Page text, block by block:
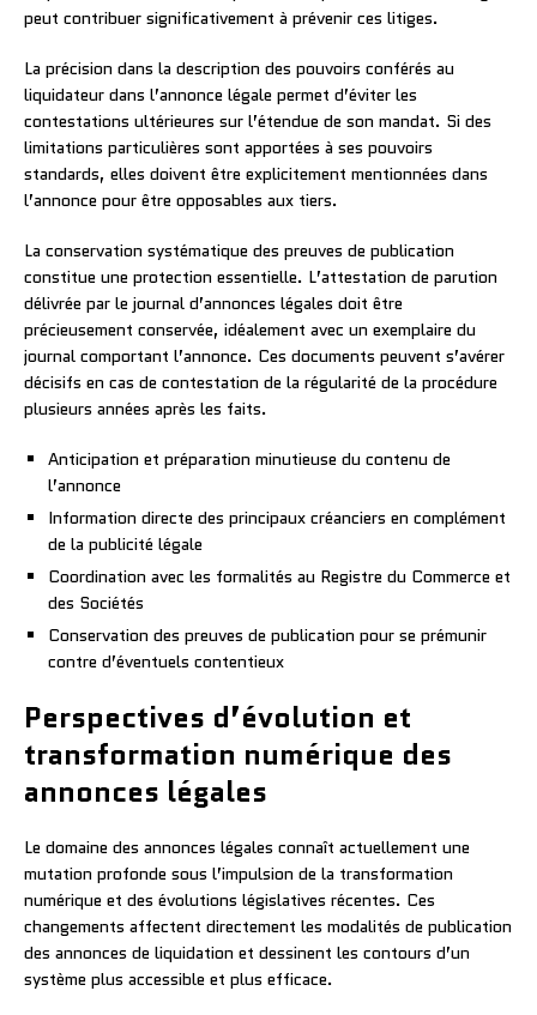
peut contribuer significativement à prévenir ces litiges.
La précision dans la description des pouvoirs conférés au
liquidateur dans l’annonce légale permet d’éviter les
contestations ultérieures sur l’étendue de son mandat. Si des
limitations particulières sont apportées à ses pouvoirs
standards, elles doivent être explicitement mentionnées dans
l’annonce pour être opposables aux tiers.
La conservation systématique des preuves de publication
constitue une protection essentielle. L’attestation de parution
délivrée par le journal d’annonces légales doit être
précieusement conservée, idéalement avec un exemplaire du
journal comportant l’annonce. Ces documents peuvent s’avérer
décisifs en cas de contestation de la régularité de la procédure
plusieurs années après les faits.
Anticipation et préparation minutieuse du contenu de
l’annonce
Information directe des principaux créanciers en complément
de la publicité légale
Coordination avec les formalités au Registre du Commerce et
des Sociétés
Conservation des preuves de publication pour se prémunir
contre d’éventuels contentieux
Perspectives d’évolution et
transformation numérique des
annonces légales
Le domaine des annonces légales connaît actuellement une
mutation profonde sous l’impulsion de la transformation
numérique et des évolutions législatives récentes. Ces
changements affectent directement les modalités de publication
des annonces de liquidation et dessinent les contours d’un
système plus accessible et plus efficace.